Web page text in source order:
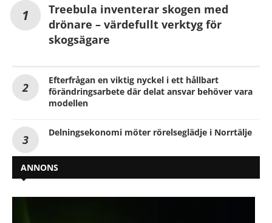
Treebula inventerar skogen med
drönare – värdefullt verktyg för
skogsägare
Efterfrågan en viktig nyckel i ett hållbart
förändringsarbete där delat ansvar behöver vara
modellen
Delningsekonomi möter rörelseglädje i Norrtälje
ANNONS